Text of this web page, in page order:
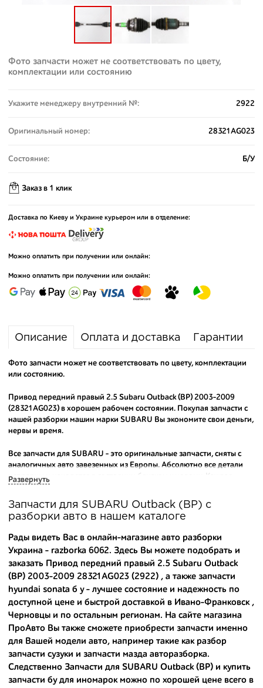
Фото запчасти может не соответствовать по цвету,
комплектации или состоянию
Укажите менеджеру внутренний №: 2922
Оригинальный номер: 28321AG023
Состояние: Б/У
Заказ в 1 клик
Доставка по Киеву и Украине курьером или в отделение:
Можно оплатить при получении или онлайн:
Можно оплатить при получении или онлайн:
Описание Оплата и доставка Гарантии
Фото запчасти может не соответствовать по цвету, комплектации
или состоянию.
Привод передний правый 2.5 Subaru Outback (BP) 2003-2009
(28321AG023) в хорошем рабочем состоянии. Покупая запчасти с
нашей разборки машин марки SUBARU Вы экономите свои деньги,
нервы и время.
Все запчасти для SUBARU - это оригинальные запчасти, сняты с
аналогичных авто завезенных из Европы. Абсолютно все детали
исправны и находятся в состоянии близком к новому. Каждая
производителя.
Вашему вниманию предлагаем широкий ассортимент
автозапчастей для
SUBARU Outback (BP) 2003-2009и других
популярных марок. Мы продаем оригинальные и
высококачественные запчасти, отказываясь от контрафактных
аналогов.
Многие наши оптовые клиенты рекомендуют именно нашу
разборку как надежного и проверенного продавца. Если вам
требуется приобрести оптовую партию деталей для японских
автомобилей, то консультанты нашего интернет-магазина
подберут вам товар и укомплектуют партию. Также мы поможем с
правильным выбором по каталогу автозапчастей.
Купить комплектующие для авто с разборки – хорошее решение.
Ведь наши запчасти:
Развернуть
Запчасти для SUBARU Outback (BP) с
разборки авто в нашем каталоге
Рады видеть Вас в онлайн-магазине авто разборки
Украина - razborka 6062. Здесь Вы можете подобрать и
заказать Привод передний правый 2.5 Subaru Outback
(BP) 2003-2009 28321AG023 (2922) , а также запчасти
hyundai sonata б у- лучшее состояние и надежность по
доступной цене и быстрой доставкой в Ивано-Франковск ,
Черновцы и по остальным регионам. На сайте магазина
ПроАвто Вы также сможете приобрести запчасти именно
для Вашей модели авто, например такие как разбор
запчасти сузуки и запчасти мазда авторазборка.
Следственно Запчасти для SUBARU Outback (BP) и купить
запчасти бу для иномарокможно по хорошей цене всего в